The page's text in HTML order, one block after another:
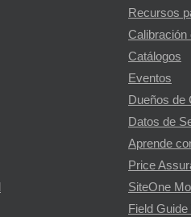
Recursos
Calibración
Catálogos
Eventos
Dueños de
Datos de
Aprende
Price
SiteOne
Field